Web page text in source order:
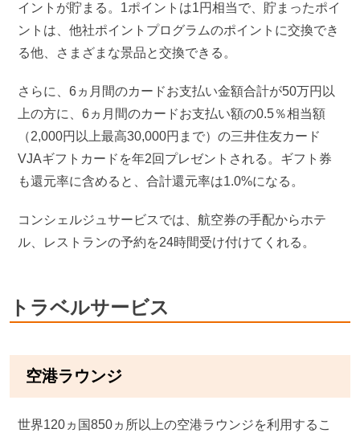
イントが貯まる。1ポイントは1円相当で、貯まったポイ
ントは、他社ポイントプログラムのポイントに交換でき
る他、さまざまな景品と交換できる。
さらに、6ヵ月間のカードお支払い金額合計が50万円以
上の方に、6ヵ月間のカードお支払い額の0.5％相当額
（2,000円以上最高30,000円まで）の三井住友カード
VJAギフトカードを年2回プレゼントされる。ギフト券
も還元率に含めると、合計還元率は1.0%になる。
コンシェルジュサービスでは、航空券の手配からホテ
ル、レストランの予約を24時間受け付けてくれる。
トラベルサービス
空港ラウンジ
世界120ヵ国850ヵ所以上の空港ラウンジを利用するこ